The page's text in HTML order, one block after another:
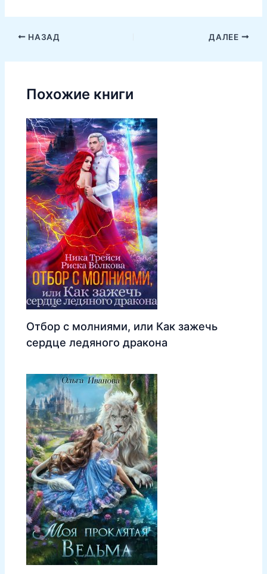
НАЗАД ДАЛЕЕ
Похожие книги
Отбор с молниями, или Как зажечь
сердце ледяного дракона